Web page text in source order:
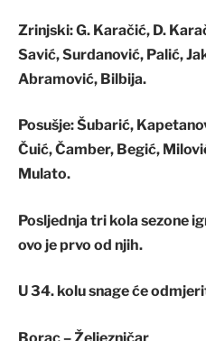
Zrinjski: G. Karačić, D.
Savić, Surdanović, Palić,
Abramović, Bilbija.
Posušje: Šubarić,
Čuić, Čamber, Begić,
Mulato.
Posljednja tri kola sezone
ovo je prvo od njih.
U 34. kolu snage će